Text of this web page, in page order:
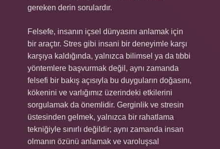
gereken derin sorulardır.
Felsefe, insanın içsel dünyasını anlamak için
bir araçtır. Stres gibi insani bir deneyimle karşı
karşıya kaldığında, yalnızca bilimsel ya da tıbbi
yöntemlere başvurmak değil, aynı zamanda
felsefi bir bakış açısıyla bu duyguların doğasını,
kökenini ve varlığımız üzerindeki etkilerini
sorgulamak da önemlidir. Gerginlik ve stresin
üstesinden gelmek, yalnızca bir rahatlama
tekniğiyle sınırlı değildir; aynı zamanda insan
olmanın özünü anlamak ve varoluşsal